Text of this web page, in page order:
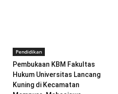
Pendidikan
Pembukaan KBM Fakultas
Hukum Universitas Lancang
Kuning di Kecamatan